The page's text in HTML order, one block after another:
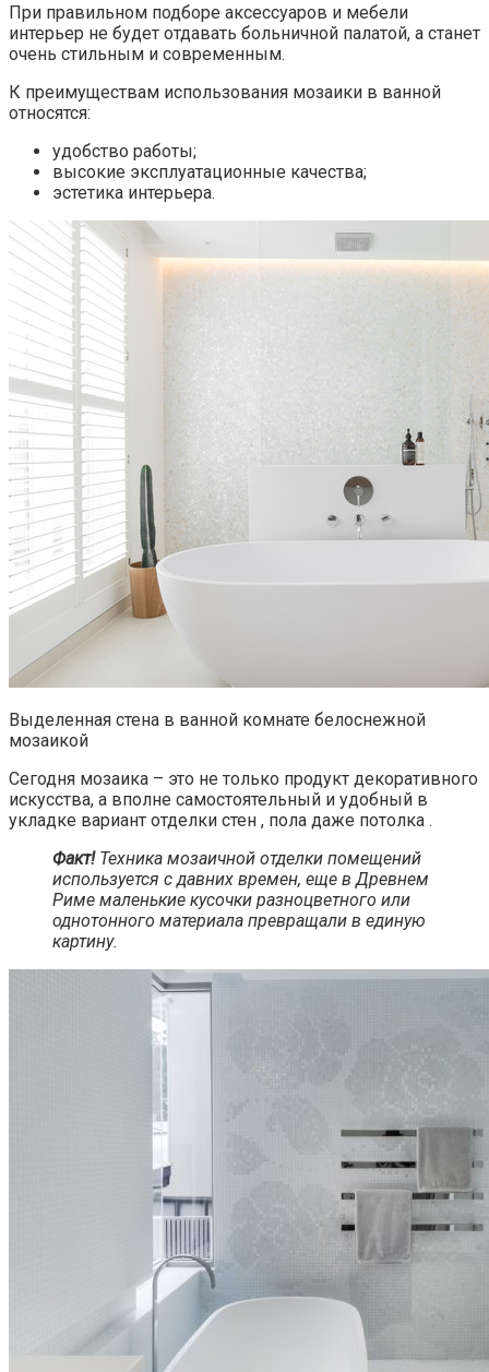
При правильном подборе аксессуаров и мебели
интерьер не будет отдавать больничной палатой, а станет
очень стильным и современным.
К преимуществам использования мозаики в ванной
относятся:
удобство работы;
высокие эксплуатационные качества;
эстетика интерьера.
Выделенная стена в ванной комнате белоснежной
мозаикой
Сегодня мозаика – это не только продукт декоративного
искусства, а вполне самостоятельный и удобный в
укладке вариант отделки стен , пола даже потолка .
Факт! Техника мозаичной отделки помещений
используется с давних времен, еще в Древнем
Риме маленькие кусочки разноцветного или
однотонного материала превращали в единую
картину.